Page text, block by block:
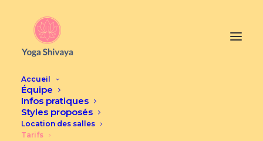
Accueil
Équipe
Infos pratiques
Styles proposés
Location des salles
Tarifs